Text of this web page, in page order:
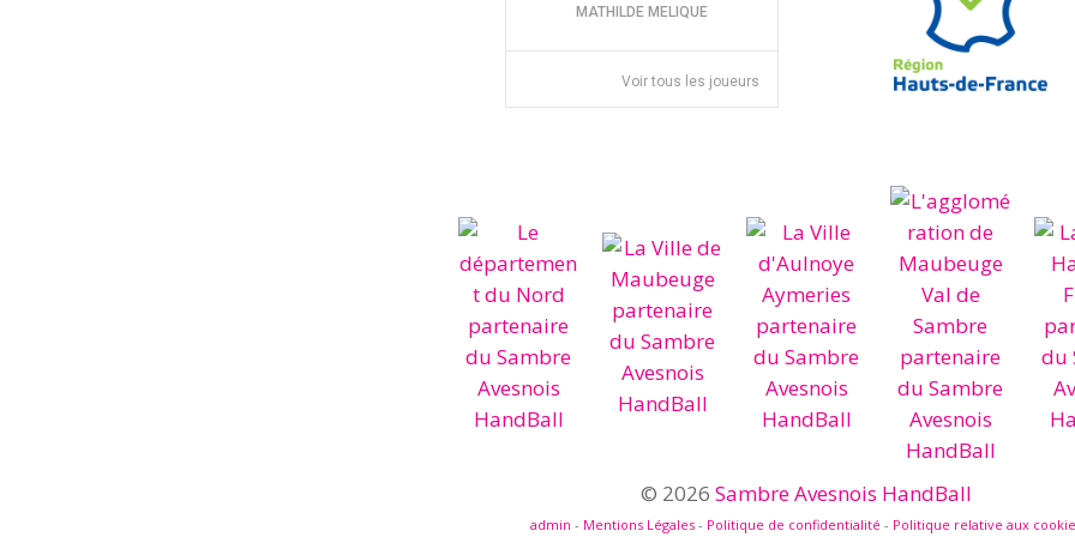
MATHILDE MELIQUE
Voir tous les joueurs
© 2026 Sambre Avesnois HandBall
admin - Mentions Légales - Politique de confidentialité - Politique relative aux